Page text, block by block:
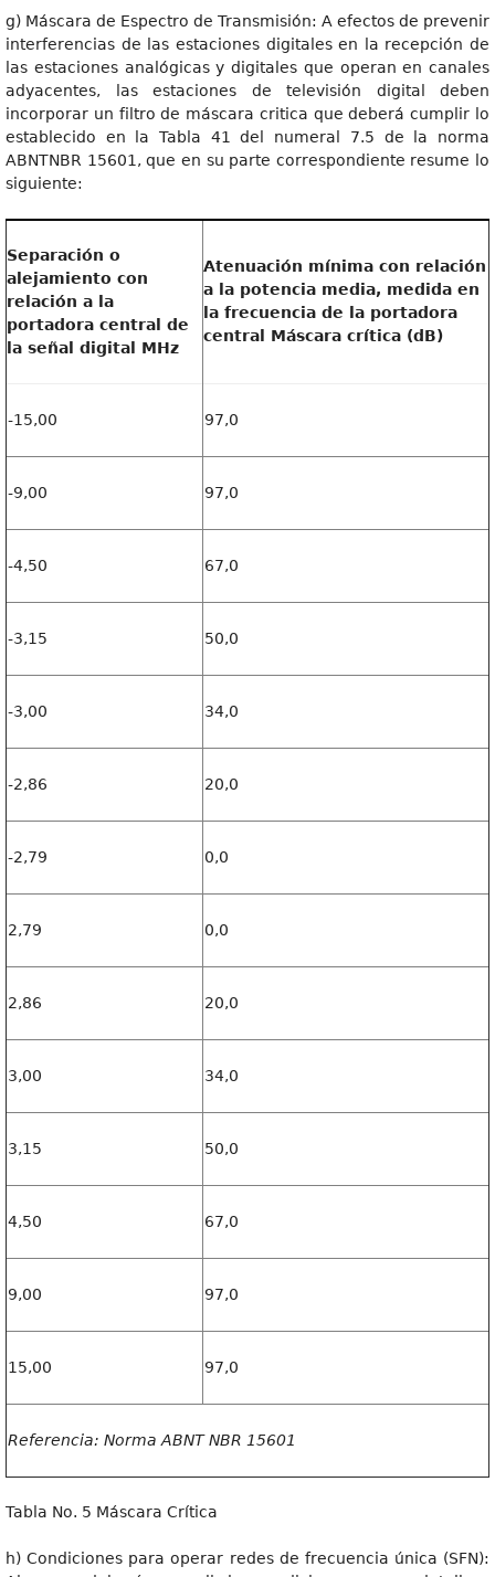
g) Máscara de Espectro de Transmisión: A efectos de prevenir
interferencias de las estaciones digitales en la recepción de
las estaciones analógicas y digitales que operan en canales
adyacentes, las estaciones de televisión digital deben
incorporar un filtro de máscara critica que deberá cumplir lo
establecido en la Tabla 41 del numeral 7.5 de la norma
ABNTNBR 15601, que en su parte correspondiente resume lo
siguiente:
Separación o
alejamiento con
relación a la
portadora central de
la señal digital MHz
Atenuación mínima con relación
a la potencia media, medida en
la frecuencia de la portadora
central Máscara crítica (dB)
-15,00 97,0
-9,00 97,0
-4,50 67,0
-3,15 50,0
-3,00 34,0
-2,86 20,0
-2,79 0,0
2,79 0,0
2,86 20,0
3,00 34,0
3,15 50,0
4,50 67,0
9,00 97,0
15,00 97,0
Referencia: Norma ABNT NBR 15601
Tabla No. 5 Máscara Crítica
h) Condiciones para operar redes de frecuencia única (SFN):